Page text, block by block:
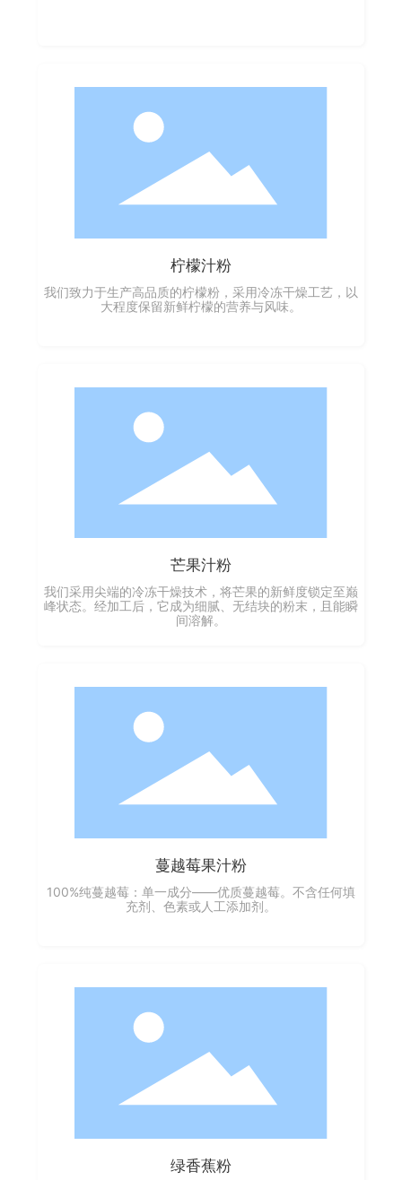
柠檬汁粉
我们致力于生产高品质的柠檬粉，采用冷冻干燥工艺，以
大程度保留新鲜柠檬的营养与风味。
芒果汁粉
我们采用尖端的冷冻干燥技术，将芒果的新鲜度锁定至巅
峰状态。经加工后，它成为细腻、无结块的粉末，且能瞬
间溶解。
蔓越莓果汁粉
100%纯蔓越莓：单一成分——优质蔓越莓。不含任何填
充剂、色素或人工添加剂。
绿香蕉粉